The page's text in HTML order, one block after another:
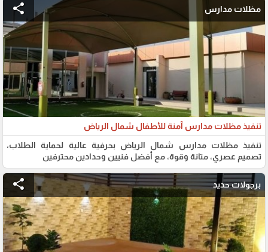
share مظلات مدارس
تنفيذ مظلات مدارس آمنة للأطفال شمال الرياض
تنفيذ مظلات مدارس شمال الرياض بحرفية عالية لحماية الطلاب،
تصميم عصري، متانة وقوة، مع أفضل فنيين وحدادين محترفين
share برجولات حديد